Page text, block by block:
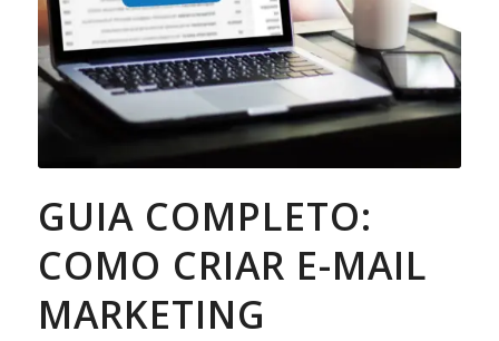
GUIA COMPLETO:
COMO CRIAR E-MAIL
MARKETING